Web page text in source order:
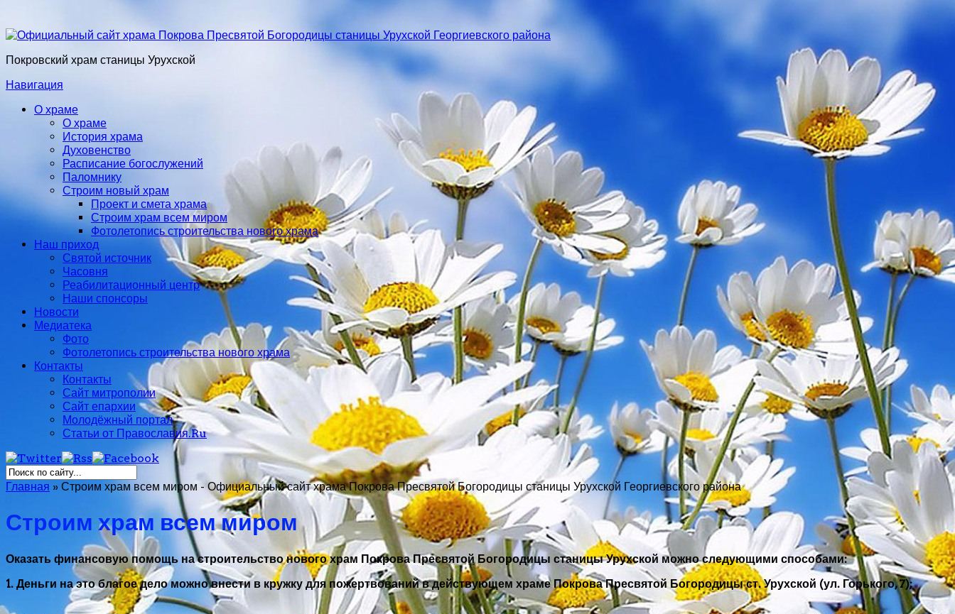
Покровский храм станицы Урухской
Навигация
О храме
О храме
История храма
Духовенство
Расписание богослужений
Паломнику
Строим новый храм
Проект и смета храма
Строим храм всем миром
Фотолетопись строительства нового храма
Наш приход
Святой источник
Часовня
Реабилитационный центр
Наши спонсоры
Новости
Медиатека
Фото
Фотолетопись строительства нового храма
Контакты
Контакты
Сайт митрополии
Сайт епархии
Молодёжный портал
Статьи от Православия.Ru
Главная » Строим храм всем миром - Официальный сайт храма Покрова Пресвятой Богородицы станицы Урухской Георгиевского района
Строим храм всем миром
Оказать финансовую помощь на строительство нового храм Покрова Пресвятой Богородицы станицы Урухской можно следующими способами:
1. Деньги на это благое дело можно внести в кружку для пожертвований в действующем храме Покрова Пресвятой Богородицы ст. Урухской (ул. Горького, 7);